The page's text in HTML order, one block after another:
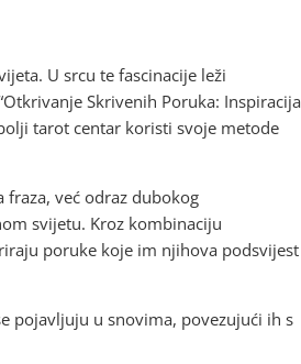
U srcu te fascinacije leži
Skrivenih Poruka: Inspiracija
tarot centar koristi svoje metode
fraza, već odraz dubokog
svijetu. Kroz kombinaciju
poruke koje im njihova podsvijest
pojavljuju u snovima, povezujući ih s